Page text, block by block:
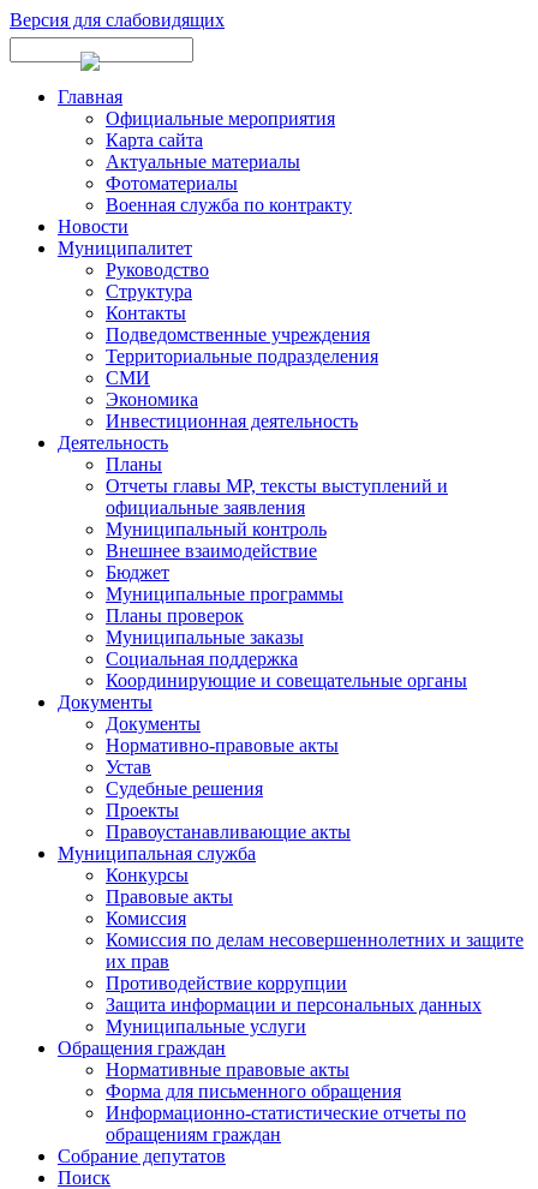
Версия для слабовидящих
Главная
Официальные мероприятия
Карта сайта
Актуальные материалы
Фотоматериалы
Военная служба по контракту
Новости
Муниципалитет
Руководство
Структура
Контакты
Подведомственные учреждения
Территориальные подразделения
СМИ
Экономика
Инвестиционная деятельность
Деятельность
Планы
Отчеты главы МР, тексты выступлений и
официальные заявления
Муниципальный контроль
Внешнее взаимодействие
Бюджет
Муниципальные программы
Планы проверок
Муниципальные заказы
Социальная поддержка
Координирующие и совещательные органы
Документы
Документы
Нормативно-правовые акты
Устав
Судебные решения
Проекты
Правоустанавливающие акты
Муниципальная служба
Конкурсы
Правовые акты
Комиссия
Комиссия по делам несовершеннолетних и защите
их прав
Противодействие коррупции
Защита информации и персональных данных
Муниципальные услуги
Обращения граждан
Нормативные правовые акты
Форма для письменного обращения
Информационно-статистические отчеты по
обращениям граждан
Собрание депутатов
Поиск